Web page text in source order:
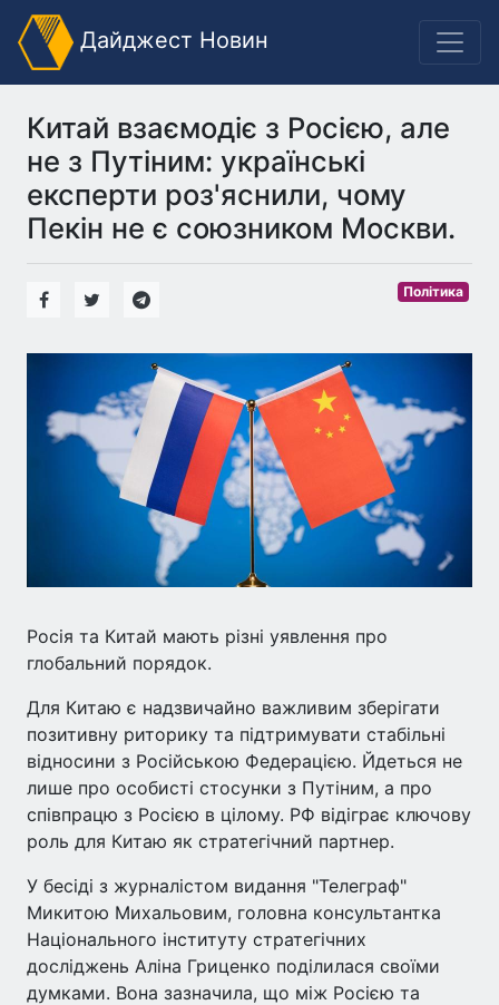
Дайджест Новин
Китай взаємодіє з Росією, але
не з Путіним: українські
експерти роз'яснили, чому
Пекін не є союзником Москви.
Політика
Росія та Китай мають різні уявлення про
глобальний порядок.
Для Китаю є надзвичайно важливим зберігати
позитивну риторику та підтримувати стабільні
відносини з Російською Федерацією. Йдеться не
лише про особисті стосунки з Путіним, а про
співпрацю з Росією в цілому. РФ відіграє ключову
роль для Китаю як стратегічний партнер.
У бесіді з журналістом видання "Телеграф"
Микитою Михальовим, головна консультантка
Національного інституту стратегічних
досліджень Аліна Гриценко поділилася своїми
думками. Вона зазначила, що між Росією та